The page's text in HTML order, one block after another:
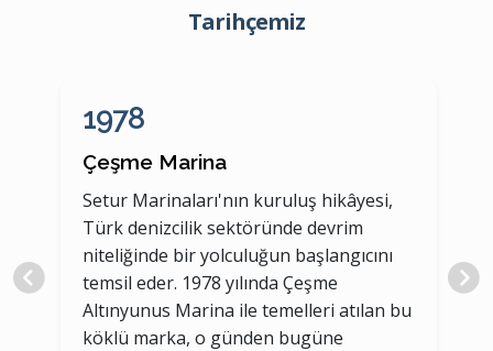
Tarihçemiz
1978
Çeşme Marina
Setur Marinaları'nın kuruluş hikâyesi,
Türk denizcilik sektöründe devrim
niteliğinde bir yolculuğun başlangıcını
temsil eder. 1978 yılında Çeşme
Altınyunus Marina ile temelleri atılan bu
köklü marka, o günden bugüne